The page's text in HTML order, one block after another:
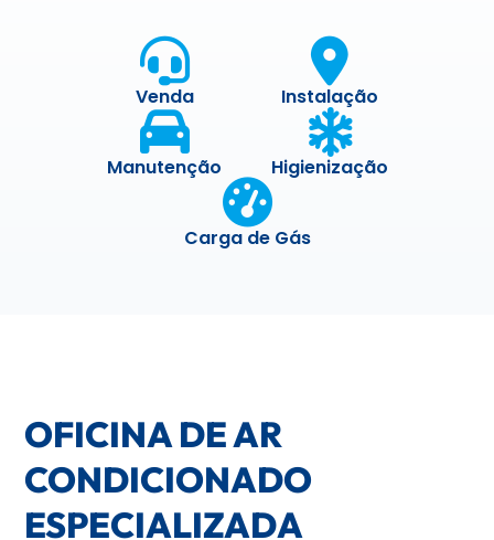
Venda Instalação
Manutenção Higienização
Carga de Gás
OFICINA DE AR
CONDICIONADO
ESPECIALIZADA